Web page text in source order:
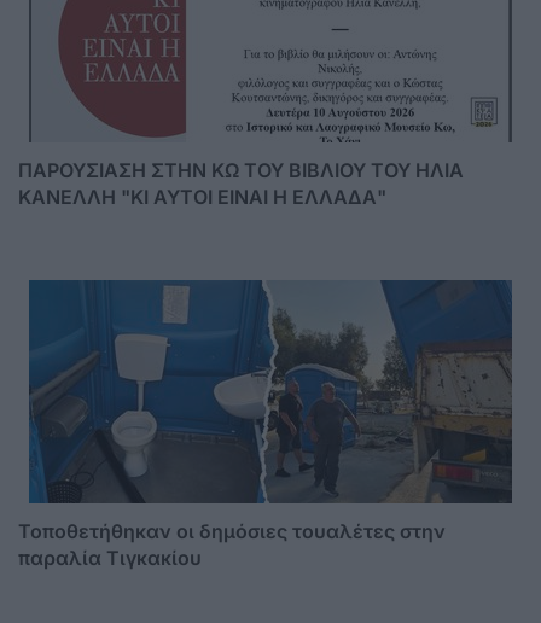
ΠΑΡΟΥΣΙΑΣΗ ΣΤΗΝ ΚΩ ΤΟΥ ΒΙΒΛΙΟΥ ΤΟΥ ΗΛΙΑ
ΚΑΝΕΛΛΗ "ΚΙ ΑΥΤΟΙ ΕΙΝΑΙ Η ΕΛΛΑΔΑ"
Τοποθετήθηκαν οι δημόσιες τουαλέτες στην
παραλία Τιγκακίου